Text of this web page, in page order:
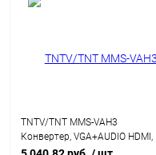
TNTV/TNT MMS-VAH3
Конвертер, VGA+AUDIO HDMI,
HD-DB15+MINIJACK+2xRCA